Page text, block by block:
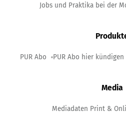
Jobs und Praktika bei der
PUR Abo PUR Abo hier kündigen
Media
Mediadaten Print &